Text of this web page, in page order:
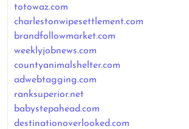
totowaz.com
charlestonwipesettlement.com
brandfollowmarket.com
weeklyjobnews.com
countyanimalshelter.com
adwebtagging.com
ranksuperior.net
babystepahead.com
destinationoverlooked.com